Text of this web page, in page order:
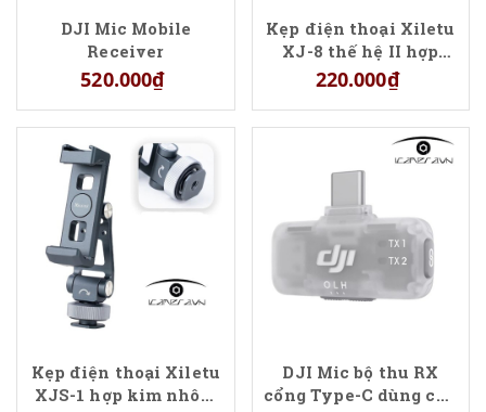
DJI Mic Mobile
Receiver
520.000₫
Kẹp điện thoại Xiletu
XJ-8 thế hệ II hợp
kim nhôm đa năng
chính hãng giá tốt
220.000₫
Kẹp điện thoại Xiletu
XJS-1 hợp kim nhôm
DJI Mic bộ thu RX
cổng Type-C dùng cho